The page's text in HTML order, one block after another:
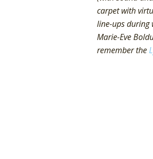
carpet with
line-ups during
Marie-Eve
remember the